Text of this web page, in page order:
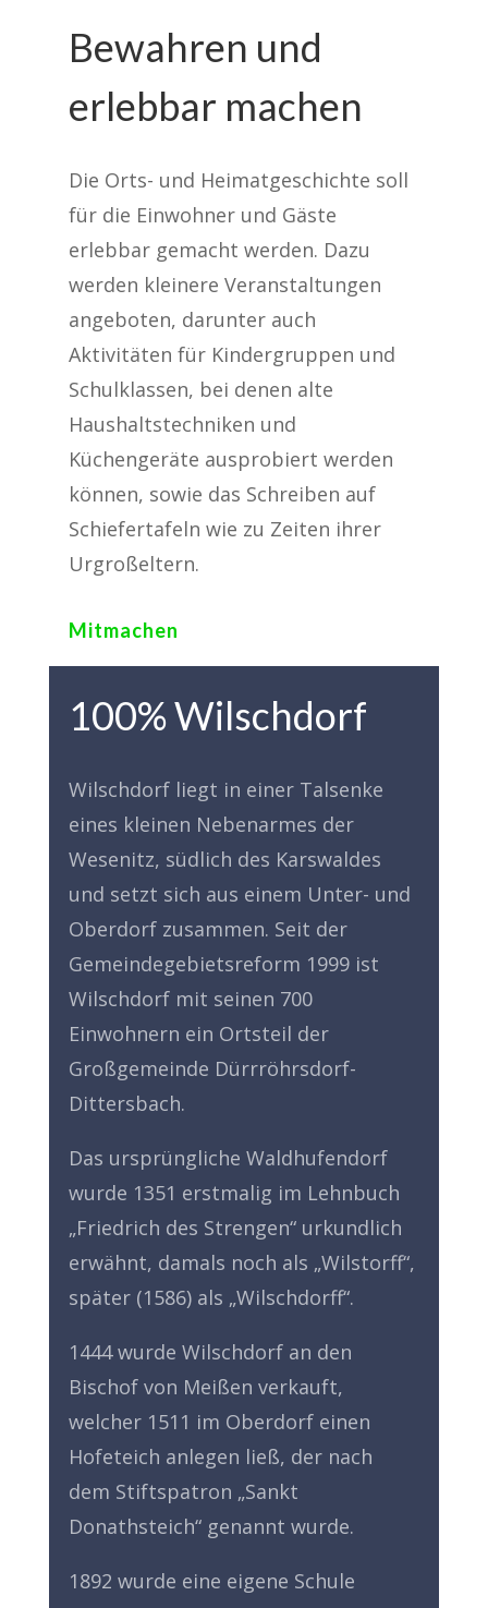
Bewahren und
erlebbar machen
Die Orts- und Heimatgeschichte soll
für die Einwohner und Gäste
erlebbar gemacht werden. Dazu
werden kleinere Veranstaltungen
angeboten, darunter auch
Aktivitäten für Kindergruppen und
Schulklassen, bei denen alte
Haushaltstechniken und
Küchengeräte ausprobiert werden
können, sowie das Schreiben auf
Schiefertafeln wie zu Zeiten ihrer
Urgroßeltern.
Mitmachen
100% Wilschdorf
Wilschdorf liegt in einer Talsenke
eines kleinen Nebenarmes der
Wesenitz, südlich des Karswaldes
und setzt sich aus einem Unter- und
Oberdorf zusammen. Seit der
Gemeindegebietsreform 1999 ist
Wilschdorf mit seinen 700
Einwohnern ein Ortsteil der
Großgemeinde Dürrröhrsdorf-
Dittersbach.
Das ursprüngliche Waldhufendorf
wurde 1351 erstmalig im Lehnbuch
„Friedrich des Strengen“ urkundlich
erwähnt, damals noch als „Wilstorff“,
später (1586) als „Wilschdorff“.
1444 wurde Wilschdorf an den
Bischof von Meißen verkauft,
welcher 1511 im Oberdorf einen
Hofeteich anlegen ließ, der nach
dem Stiftspatron „Sankt
Donathsteich“ genannt wurde.
1892 wurde eine eigene Schule